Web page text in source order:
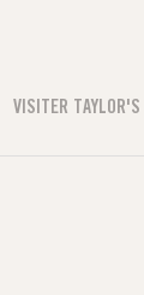
VISITER TAYLOR'S